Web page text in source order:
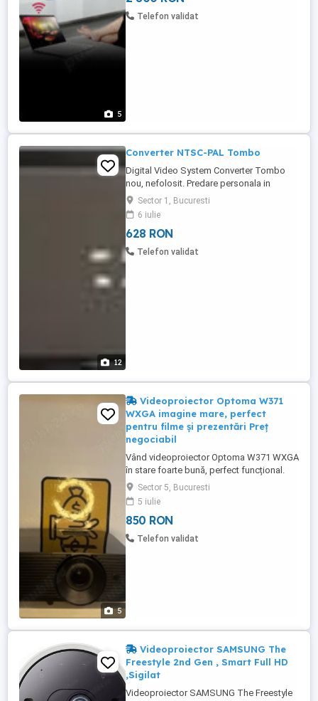
5
Just Scan Original 4:3 Zoom Cinema
Telefon validat
12
Converter NTSC-PAL Tombo
Digital Video System Converter Tombo
nou, nefolosit. Predare personala in
Bucuresti zona Casa Presei sau Parc
Bazilescu. Discutii numai aici prin mesaje.
Multumesc
Sector 1, Bucuresti
6 iulie
628 RON
Telefon validat
5
Videoproiector Optoma W371
WXGA imagine mare, perfect
pentru filme și prezentări Preț
negociabil
Vând videoproiector Optoma W371 WXGA
în stare foarte bună, perfect funcțional.
Ideal pentru: filme și seriale meciuri cu
prietenii gaming pe ecran mare prezentări
sau birou Caracteristici: imagine clară și
luminoasă rezoluție WXGA model fiabil de
la Optoma potrivit pentru ecran mare ...
Sector 5, Bucuresti
5 iulie
850 RON
Telefon validat
Videoproiector SAMSUNG The
Freestyle 2nd Gen , Smart Full HD
,Sigilat
Videoproiector SAMSUNG The Freestyle